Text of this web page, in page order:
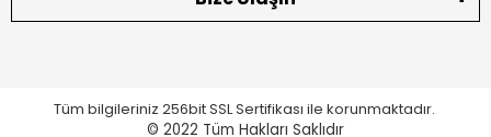
Tüm bilgileriniz 256bit SSL Sertifikası ile korunmaktadır.
© 2022 Tüm Hakları Saklıdır